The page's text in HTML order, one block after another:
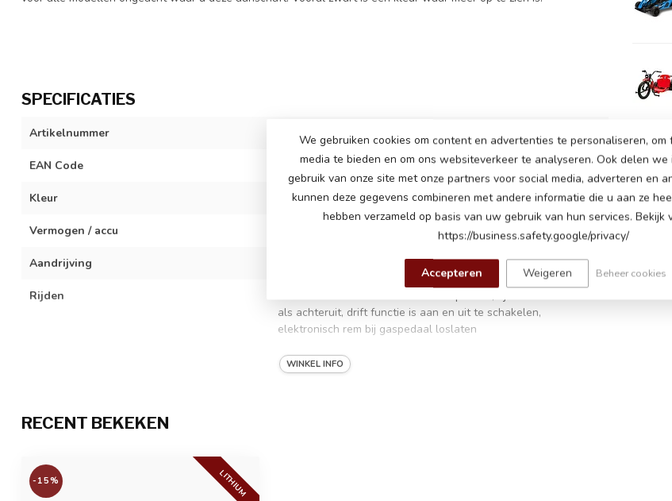
SPECIFICATIES
Artikelnummer RZDK-LT-red
EAN Code 7423400871880
Kleur Rood
Vermogen / accu
Aandrijving
Rijden
als achteruit, drift functie is aan en uit te schakelen,
elektronisch rem bij gaspedaal loslaten
Rubber gevulde voorbanden, kunststof achterbanden, zitje met
veiligheidsgordel, muziekknopje aan stuur, antislip voetendek
Geschiktheid
WINKEL INFO
RECENT BEKEKEN
LITHIUM
-15%
We gebruiken cookies om content en advertenties te personaliseren, om
media te bieden en om ons websiteverkeer te analyseren. Ook delen
gebruik van onze site met onze partners voor social media, adverteren en
kunnen deze gegevens combineren met andere informatie die u aan ze
hebben verzameld op basis van uw gebruik van hun services. Bekijk
https://business.safety.google/privacy/
Accepteren Weigeren Beheer cookies